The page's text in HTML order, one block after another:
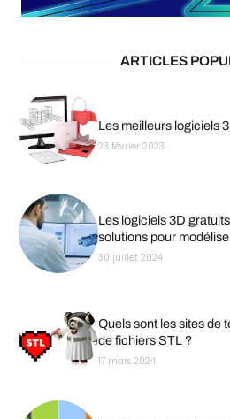
ARTICLES
Les meilleurs logiciels
23 février 2023
Les logiciels 3D
solutions pour
30 juillet 2024
Quels sont les sites de
de fichiers STL ?
17 mars 2024